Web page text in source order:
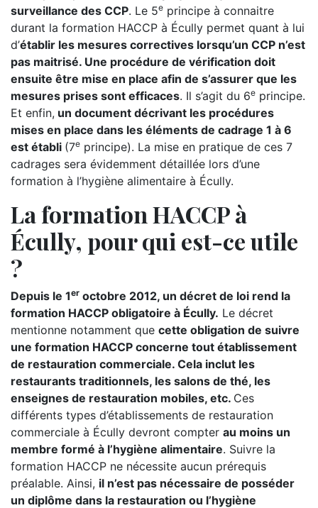
surveillance des CCP. Le 5e principe à connaitre
durant la formation HACCP à Écully permet quant à lui
d’établir les mesures correctives lorsqu’un CCP n’est
pas maitrisé. Une procédure de vérification doit
ensuite être mise en place afin de s’assurer que les
mesures prises sont efficaces. Il s’agit du 6e principe.
Et enfin, un document décrivant les procédures
mises en place dans les éléments de cadrage 1 à 6
est établi (7e principe). La mise en pratique de ces 7
cadrages sera évidemment détaillée lors d’une
formation à l’hygiène alimentaire à Écully.
La formation HACCP à
Écully, pour qui est-ce utile
?
Depuis le 1er octobre 2012, un décret de loi rend la
formation HACCP obligatoire à Écully. Le décret
mentionne notamment que cette obligation de suivre
une formation HACCP concerne tout établissement
de restauration commerciale. Cela inclut les
restaurants traditionnels, les salons de thé, les
enseignes de restauration mobiles, etc. Ces
différents types d’établissements de restauration
commerciale à Écully devront compter au moins un
membre formé à l’hygiène alimentaire. Suivre la
formation HACCP ne nécessite aucun prérequis
préalable. Ainsi, il n’est pas nécessaire de posséder
un diplôme dans la restauration ou l’hygiène